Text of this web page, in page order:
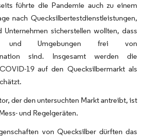
führte die Pandemie auch zu einem
nach Quecksilbertestdienstleistungen,
Unternehmen sicherstellen wollten, dass
und Umgebungen frei von
sind. Insgesamt werden die
19 auf den Quecksilbermarkt als
der den untersuchten Markt antreibt, ist
und Regelgeräten.
von Quecksilber dürften das